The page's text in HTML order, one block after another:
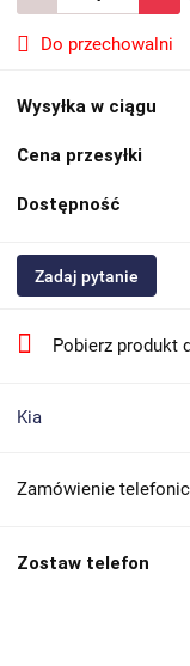
Do przechowalni
Wysyłka w ciągu
Cena przesyłki
Dostępność
Zadaj pytanie
Pobierz produkt
Kia
Zamówienie
Zostaw telefon